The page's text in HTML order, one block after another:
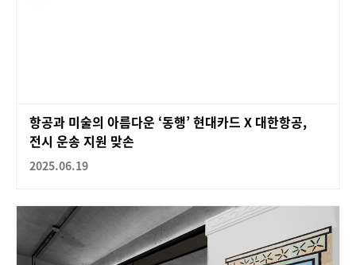
항공과 미술의 아름다운 ‘동행’ 현대카드 X 대한항공,
전시 운송 지원 맞손
2025.06.19